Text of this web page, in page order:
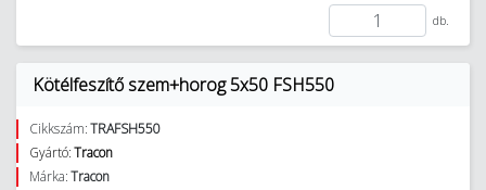
db.
Kötélfeszítő szem+horog 5x50 FSH550
Cikkszám:TRAFSH550
Gyártó:Tracon
Márka:Tracon